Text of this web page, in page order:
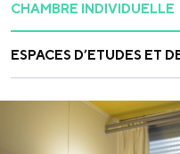
CHAMBRE INDIVIDUELLE
ESPACES D’ETUDES ET